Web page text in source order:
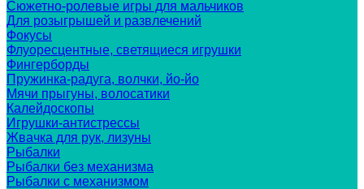
Сюжетно-ролевые игры для мальчиков
Для розыгрышей и развлечений
Фокусы
Флуоресцентные, светящиеся игрушки
Фингерборды
Пружинка-радуга, волчки, йо-йо
Мячи прыгуны, волосатики
Калейдоскопы
Игрушки-антистрессы
Жвачка для рук, лизуны
Рыбалки
Рыбалки без механизма
Рыбалки с механизмом